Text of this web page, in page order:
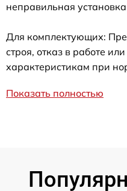
неправильная
Для комплектующих:
строя, отказ в работе
характеристикам при
Показать полностью